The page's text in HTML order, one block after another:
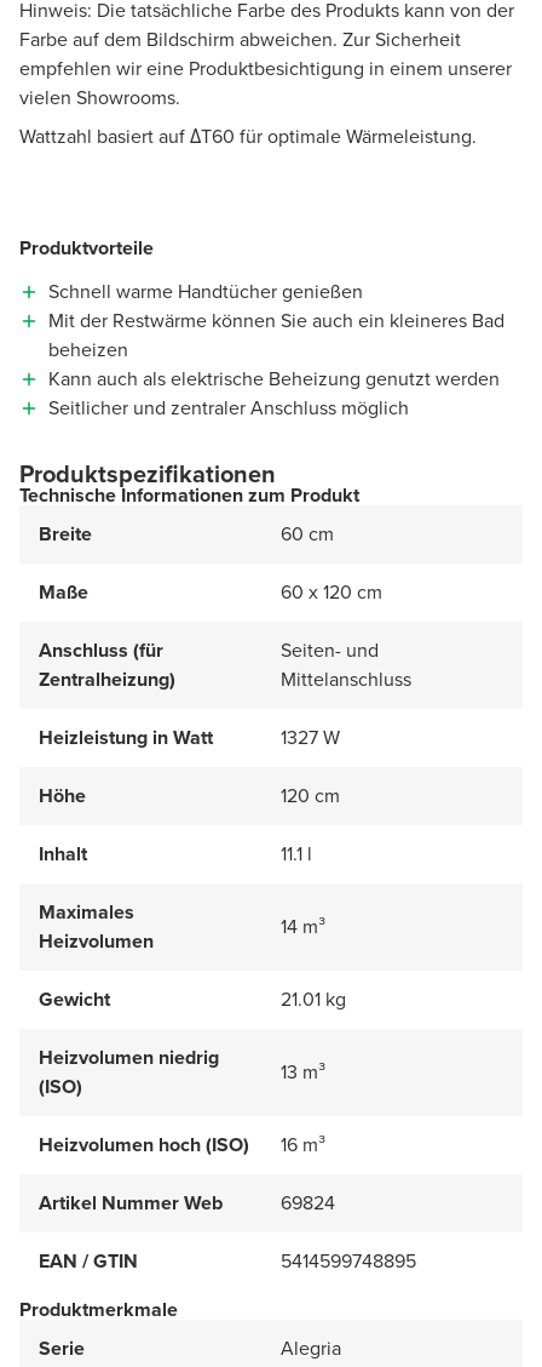
Hinweis: Die tatsächliche Farbe des Produkts kann von der
Farbe auf dem Bildschirm abweichen. Zur Sicherheit
empfehlen wir eine Produktbesichtigung in einem unserer
vielen Showrooms.
Wattzahl basiert auf ΔT60 für optimale Wärmeleistung.
Produktvorteile
Schnell warme Handtücher genießen
Mit der Restwärme können Sie auch ein kleineres Bad
beheizen
Kann auch als elektrische Beheizung genutzt werden
Seitlicher und zentraler Anschluss möglich
Produktspezifikationen
Technische Informationen zum Produkt
Breite
60 cm
Maße 60 x 120 cm
Anschluss (für
Zentralheizung)
Seiten- und
Mittelanschluss
Heizleistung in Watt 1327 W
Höhe 120 cm
Inhalt 11.1 l
Maximales
Heizvolumen
14 m³
Gewicht 21.01 kg
Heizvolumen niedrig
(ISO)
13 m³
Heizvolumen hoch (ISO) 16 m³
Artikel Nummer Web 69824
EAN / GTIN
5414599748895
Produktmerkmale
Serie
Alegria